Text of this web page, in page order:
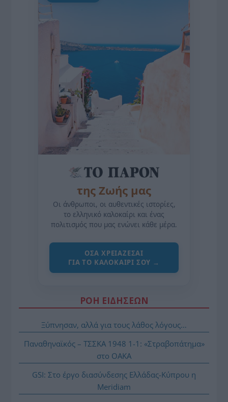
της Ζωής μας
Οι άνθρωποι, οι αυθεντικές ιστορίες,
το ελληνικό καλοκαίρι και ένας
πολιτισμός που μας ενώνει κάθε μέρα.
ΌΣΑ ΧΡΕΙΆΖΕΣΑΙ
ΓΙΑ ΤΟ ΚΑΛΟΚΑΊΡΙ ΣΟΥ →
ΡΟΗ ΕΙΔΗΣΕΩΝ
Ξύπνησαν, αλλά για τους λάθος λόγους…
Παναθηναϊκός – ΤΣΣΚΑ 1948 1-1: «Στραβοπάτημα»
στο ΟΑΚΑ
GSI: Στο έργο διασύνδεσης Ελλάδας-Κύπρου η
Meridiam